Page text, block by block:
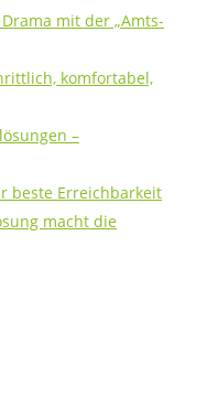
mit der „Amts-
komfortabel,
–
beste Erreichbarkeit
macht die